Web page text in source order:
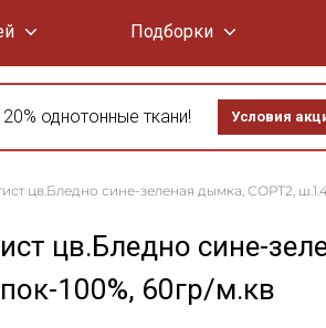
Подборки
однотонные ткани! Условия
цв.Бледно сине-зеленая дымка, СОРТ2,
цв.Бледно сине-
100%, 60гр/м.кв